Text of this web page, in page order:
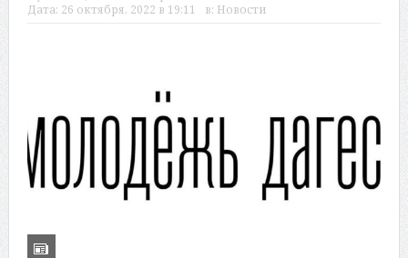
Дата: 26 октября, 2022 в 19:11 в: Новости